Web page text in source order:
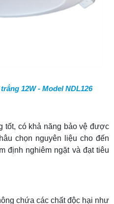
12W - Model NDL126
tốt, có khả năng bảo vệ được
chọn nguyên liệu cho đến
định nghiêm ngặt và đạt tiêu
chứa các chất độc hại như